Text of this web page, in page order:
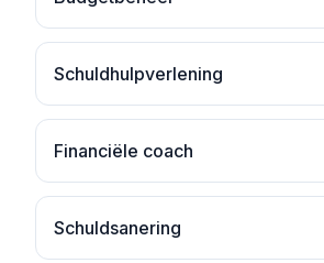
Schuldhulpverlening
Financiële coach
Schuldsanering